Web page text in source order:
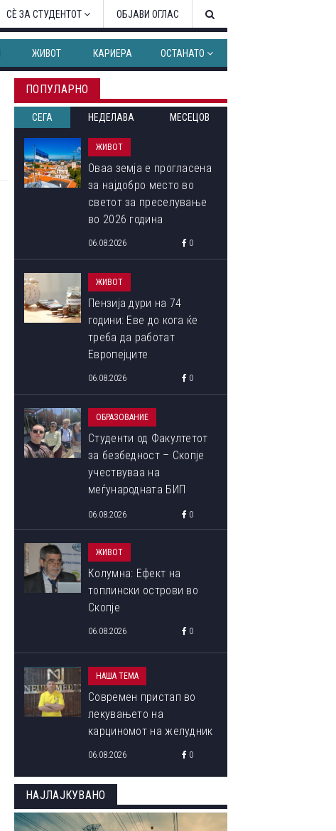
СЀ ЗА СТУДЕНТОТ ОБЈАВИ ОГЛАС
ЖИВОТ КАРИЕРА ОСТАНАТО
ПОПУЛАРНО
СЕГА НЕДЕЛАВА МЕСЕЦОВ
ЖИВОТ
Оваа земја е прогласена
за најдобро место во
светот за преселување
во 2026 година
06.08.2026 0
ЖИВОТ
Пензија дури на 74
години: Еве до кога ќе
треба да работат
Европејците
06.08.2026 0
ОБРАЗОВАНИЕ
Студенти од Факултетот
за безбедност – Скопје
учествуваа на
меѓународната БИП
06.08.2026 0
ЖИВОТ
Колумна: Ефект на
топлински острови во
Скопје
06.08.2026 0
НАША ТЕМА
Современ пристап во
лекувањето на
карциномот на желудник
06.08.2026 0
НАЈЛАЈКУВАНО